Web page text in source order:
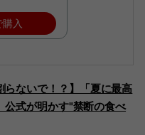
入
らないで！？】「夏に最高
公式が明かす"禁断の食べ